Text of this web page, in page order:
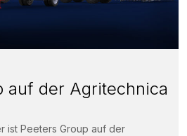
auf der Agritechnica
ist Peeters Group auf der